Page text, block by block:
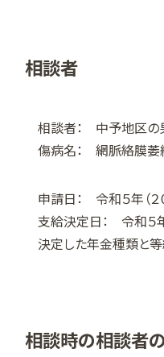
相談者
相談者： 中予地区の男
傷病名： 網脈絡膜萎
申請日： 令和５年（２
支給決定日： 令和５年
決定した年金種類と
相談時の相談者